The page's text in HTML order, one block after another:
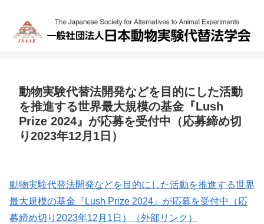
動物実験代替法開発などを目的にした活動
を推進する世界最大規模の基金『Lush
Prize 2024』が応募を受付中（応募締め切
り2023年12月1日）
動物実験代替法開発などを目的にした活動を推進する世界
最大規模の基金『Lush Prize 2024』が応募を受付中（応
募締め切り2023年12月1日）（外部リンク）